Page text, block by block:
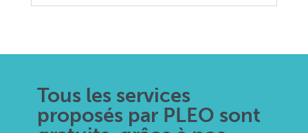
Tous les services
gratuits, grâce à nos
donateurs et nos
sponsors.